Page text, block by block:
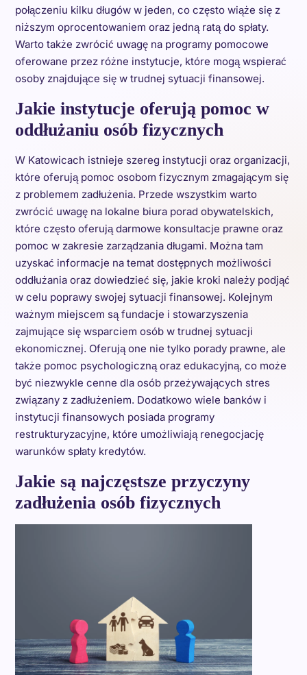
połączeniu kilku długów w jeden, co często wiąże się z
niższym oprocentowaniem oraz jedną ratą do spłaty.
Warto także zwrócić uwagę na programy pomocowe
oferowane przez różne instytucje, które mogą wspierać
osoby znajdujące się w trudnej sytuacji finansowej.
Jakie instytucje oferują pomoc w
oddłużaniu osób fizycznych
W Katowicach istnieje szereg instytucji oraz organizacji,
które oferują pomoc osobom fizycznym zmagającym się
z problemem zadłużenia. Przede wszystkim warto
zwrócić uwagę na lokalne biura porad obywatelskich,
które często oferują darmowe konsultacje prawne oraz
pomoc w zakresie zarządzania długami. Można tam
uzyskać informacje na temat dostępnych możliwości
oddłużania oraz dowiedzieć się, jakie kroki należy podjąć
w celu poprawy swojej sytuacji finansowej. Kolejnym
ważnym miejscem są fundacje i stowarzyszenia
zajmujące się wsparciem osób w trudnej sytuacji
ekonomicznej. Oferują one nie tylko porady prawne, ale
także pomoc psychologiczną oraz edukacyjną, co może
być niezwykle cenne dla osób przeżywających stres
związany z zadłużeniem. Dodatkowo wiele banków i
instytucji finansowych posiada programy
restrukturyzacyjne, które umożliwiają renegocjację
warunków spłaty kredytów.
Jakie są najczęstsze przyczyny
zadłużenia osób fizycznych